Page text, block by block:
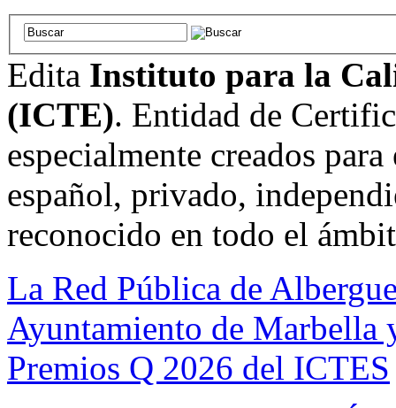
Edita Instituto para la
(ICTE). Entidad de
especialmente creados
español, privado,
reconocido en todo el
La Red Pública de
Ayuntamiento de Marbella
Premios Q 2026 del ICTES